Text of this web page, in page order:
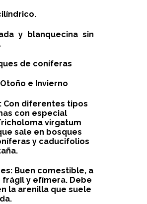
y blanquecina sin
de coníferas
Otoño e Invierno
Con diferentes tipos
con especial
virgatum
sale en bosques
y caducifolios
Buen comestible, a
frágil y efímera. Debe
la arenilla que suele